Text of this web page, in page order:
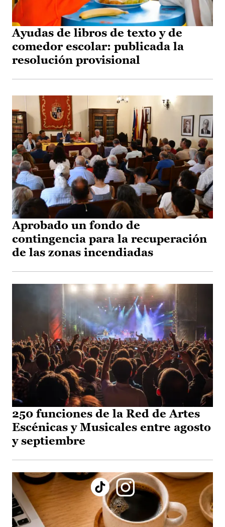
Ayudas de libros de texto y de
comedor escolar: publicada la
resolución provisional
Aprobado un fondo de
contingencia para la recuperación
de las zonas incendiadas
250 funciones de la Red de Artes
Escénicas y Musicales entre agosto
y septiembre